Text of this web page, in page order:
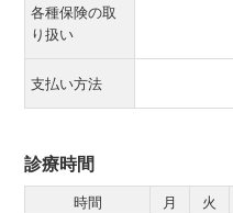
各種保険の取
り扱い
支払い方法
診療時間
時間 月 火